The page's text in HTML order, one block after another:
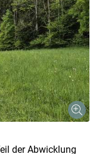
der Abwicklung